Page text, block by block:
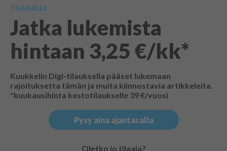
TILAAJILLE
Jatka lukemista
hintaan 3,25 €/kk*
Kuukkelin Digi-tilauksella pääset lukemaan
rajoituksetta tämän ja muita kiinnostavia artikkeleita.
*kuukausihinta kestotilaukselle 39 €/vuosi
Pysy aina ajantasalla
Oletko jo tilaaja?